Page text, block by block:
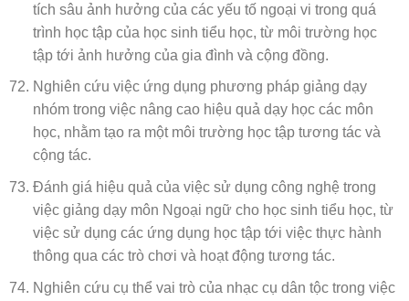
tích sâu ảnh hưởng của các yếu tố ngoại vi trong quá
trình học tập của học sinh tiểu học, từ môi trường học
tập tới ảnh hưởng của gia đình và cộng đồng.
Nghiên cứu việc ứng dụng phương pháp giảng dạy
nhóm trong việc nâng cao hiệu quả dạy học các môn
học, nhằm tạo ra một môi trường học tập tương tác và
cộng tác.
Đánh giá hiệu quả của việc sử dụng công nghệ trong
việc giảng dạy môn Ngoại ngữ cho học sinh tiểu học, từ
việc sử dụng các ứng dụng học tập tới việc thực hành
thông qua các trò chơi và hoạt động tương tác.
Nghiên cứu cụ thể vai trò của nhạc cụ dân tộc trong việc